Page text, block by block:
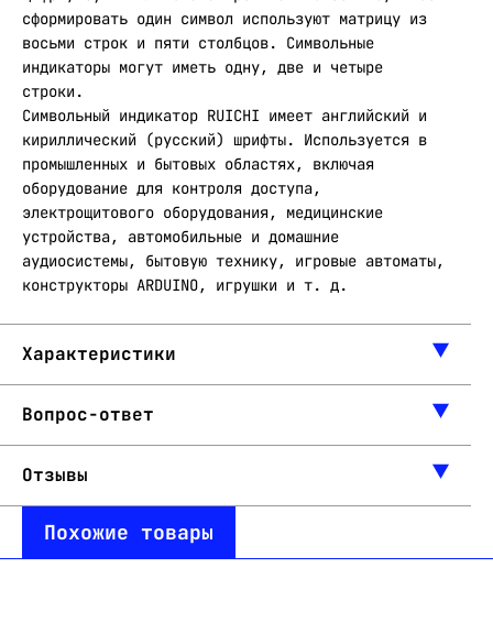
сформировать один символ используют матрицу из
восьми строк и пяти столбцов. Символьные
индикаторы могут иметь одну, две и четыре
строки.
Символьный индикатор RUICHI имеет английский и
кириллический (русский) шрифты. Используется в
промышленных и бытовых областях, включая
оборудование для контроля доступа,
электрощитового оборудования, медицинские
устройства, автомобильные и домашние
аудиосистемы, бытовую технику, игровые автоматы,
конструкторы ARDUINO, игрушки и т. д.
Характеристики
Вопрос-ответ
Отзывы
Похожие товары